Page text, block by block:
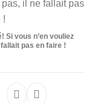
Les options
Si vous n’en vouliez
pas en faire !